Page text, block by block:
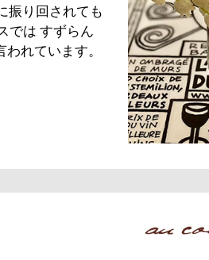
振り回されても
では すずらん
れています。